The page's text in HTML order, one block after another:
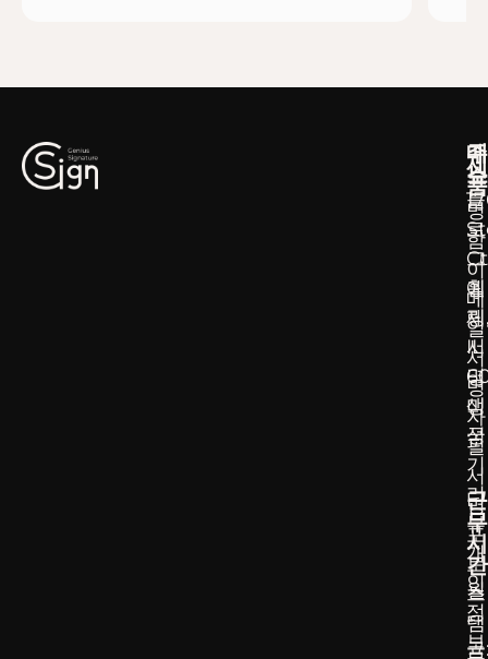
제
품
명
함
이
메
일
서
명
자
필
서
명
포
토
스
탬
프
메
뉴
블
로
그
예
제
서
명
생
성
기
리
뷰
개
인
정
보
주
소
휠
IL
미
국
근
무
시
간
월
-